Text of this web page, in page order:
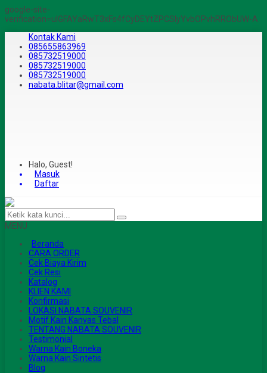
google-site-
verification=ulGFAYaRwT3xFs4fCyDEYtZPCSlyYvbOPvhRRObUW-A
Kontak Kami
085655863969
085732519000
085732519000
085732519000
nabata.blitar@gmail.com
Halo, Guest!
Masuk
Daftar
MENU
Beranda
CARA ORDER
Cek Biaya Kirim
Cek Resi
Katalog
KLIEN KAMI
Konfirmasi
LOKASI NABATA SOUVENIR
Motif Kain Kanvas Tebal
TENTANG NABATA SOUVENIR
Testimonial
Warna Kain Boneka
Warna Kain Sintetis
Blog